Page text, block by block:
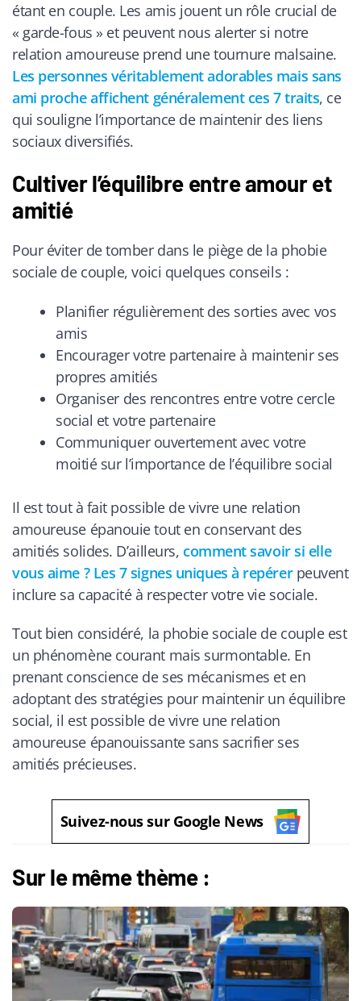
étant en couple. Les amis jouent un rôle crucial de
« garde-fous » et peuvent nous alerter si notre
relation amoureuse prend une tournure malsaine.
Les personnes véritablement adorables mais sans
ami proche affichent généralement ces 7 traits, ce
qui souligne l’importance de maintenir des liens
sociaux diversifiés.
Cultiver l’équilibre entre amour et
amitié
Pour éviter de tomber dans le piège de la phobie
sociale de couple, voici quelques conseils :
Planifier régulièrement des sorties avec vos
amis
Encourager votre partenaire à maintenir ses
propres amitiés
Organiser des rencontres entre votre cercle
social et votre partenaire
Communiquer ouvertement avec votre
moitié sur l’importance de l’équilibre social
Il est tout à fait possible de vivre une relation
amoureuse épanouie tout en conservant des
amitiés solides. D’ailleurs, comment savoir si elle
vous aime ? Les 7 signes uniques à repérerpeuvent
inclure sa capacité à respecter votre vie sociale.
Tout bien considéré, la phobie sociale de couple est
un phénomène courant mais surmontable. En
prenant conscience de ses mécanismes et en
adoptant des stratégies pour maintenir un équilibre
social, il est possible de vivre une relation
amoureuse épanouissante sans sacrifier ses
amitiés précieuses.
Suivez-nous sur Google News
Sur le même thème :